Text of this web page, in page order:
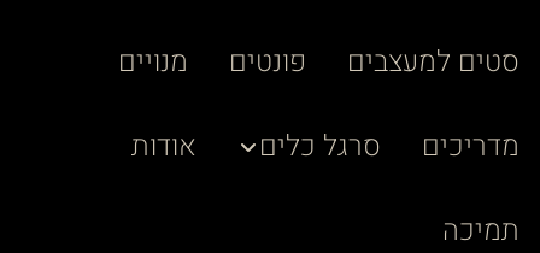
סטים למעצבים
פונטים
מנויים
מדריכים
סרגל כלים
אודות
תמיכה